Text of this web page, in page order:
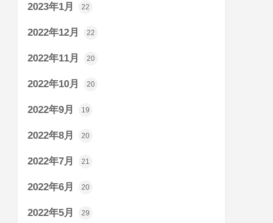
2023年1月 22
2022年12月 22
2022年11月 20
2022年10月 20
2022年9月 19
2022年8月 20
2022年7月 21
2022年6月 20
2022年5月 29